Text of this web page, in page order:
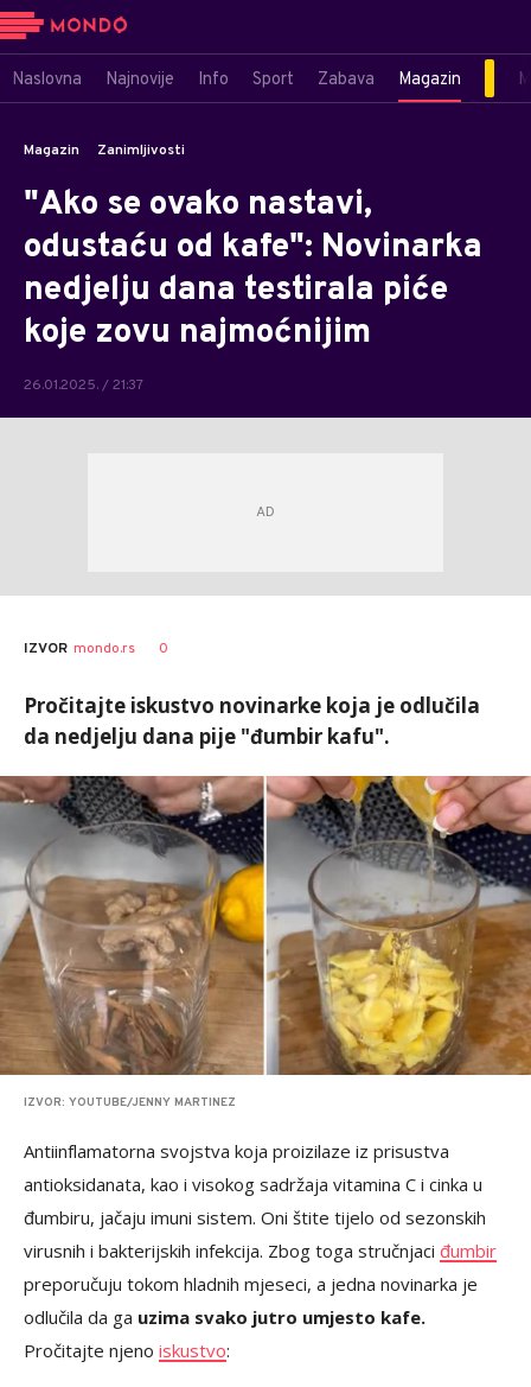
Naslovna Najnovije Info Sport Zabava Magazin
Magazin Zanimljivosti
"Ako se ovako nastavi,
odustaću od kafe": Novinarka
nedjelju dana testirala piće
koje zovu najmoćnijim
26.01.2025. / 21:37
IZVOR mondo.rs 0
Pročitajte iskustvo novinarke koja je odlučila
da nedjelju dana pije "đumbir kafu".
IZVOR: YOUTUBE/JENNY MARTINEZ
Antiinflamatorna svojstva koja proizilaze iz prisustva
antioksidanata, kao i visokog sadržaja vitamina C i cinka u
đumbiru, jačaju imuni sistem. Oni štite tijelo od sezonskih
virusnih i bakterijskih infekcija. Zbog toga stručnjaci đumbir
preporučuju tokom hladnih mjeseci, a jedna novinarka je
odlučila da ga uzima svako jutro umjesto kafe.
Pročitajte njeno iskustvo: